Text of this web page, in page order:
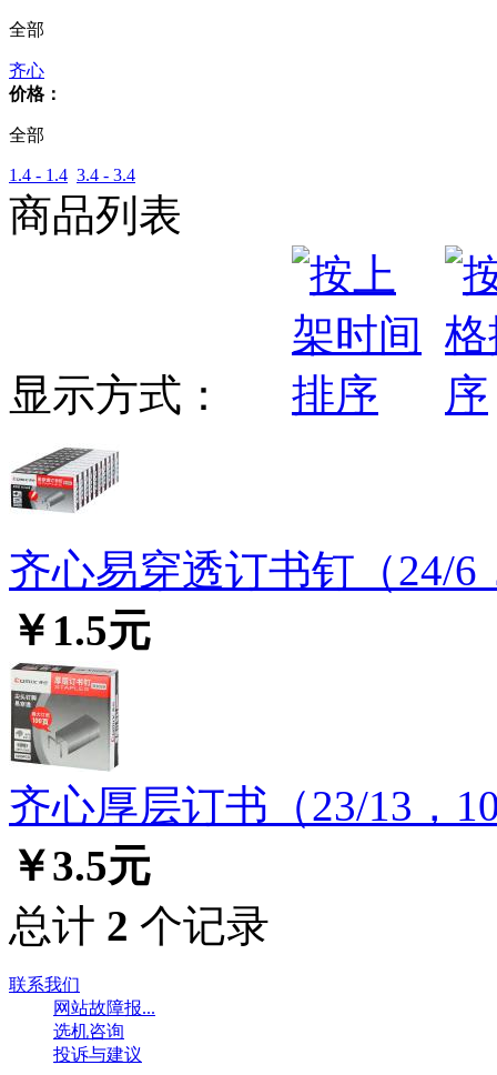
全部
齐心
价格：
全部
1.4 - 1.4 3.4 - 3.4
商品列表
显示方式：
齐心易穿透订书钉（24/6
￥1.5元
齐心厚层订书（23/13，
￥3.5元
总计 2 个记录
联系我们
网站故障报...
选机咨询
投诉与建议